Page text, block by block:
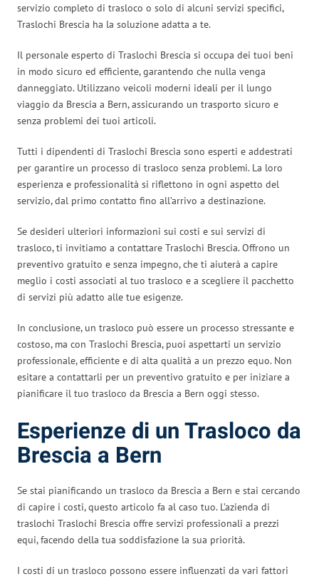
servizio completo di trasloco o solo di alcuni servizi specifici,
Traslochi Brescia ha la soluzione adatta a te.
Il personale esperto di Traslochi Brescia si occupa dei tuoi beni
in modo sicuro ed efficiente, garantendo che nulla venga
danneggiato. Utilizzano veicoli moderni ideali per il lungo
viaggio da Brescia a Bern, assicurando un trasporto sicuro e
senza problemi dei tuoi articoli.
Tutti i dipendenti di Traslochi Brescia sono esperti e addestrati
per garantire un processo di trasloco senza problemi. La loro
esperienza e professionalità si riflettono in ogni aspetto del
servizio, dal primo contatto fino all’arrivo a destinazione.
Se desideri ulteriori informazioni sui costi e sui servizi di
trasloco, ti invitiamo a contattare Traslochi Brescia. Offrono un
preventivo gratuito e senza impegno, che ti aiuterà a capire
meglio i costi associati al tuo trasloco e a scegliere il pacchetto
di servizi più adatto alle tue esigenze.
In conclusione, un trasloco può essere un processo stressante e
costoso, ma con Traslochi Brescia, puoi aspettarti un servizio
professionale, efficiente e di alta qualità a un prezzo equo. Non
esitare a contattarli per un preventivo gratuito e per iniziare a
pianificare il tuo trasloco da Brescia a Bern oggi stesso.
Esperienze di un Trasloco da
Brescia a Bern
Se stai pianificando un trasloco da Brescia a Bern e stai cercando
di capire i costi, questo articolo fa al caso tuo. L’azienda di
traslochi Traslochi Brescia offre servizi professionali a prezzi
equi, facendo della tua soddisfazione la sua priorità.
I costi di un trasloco possono essere influenzati da vari fattori